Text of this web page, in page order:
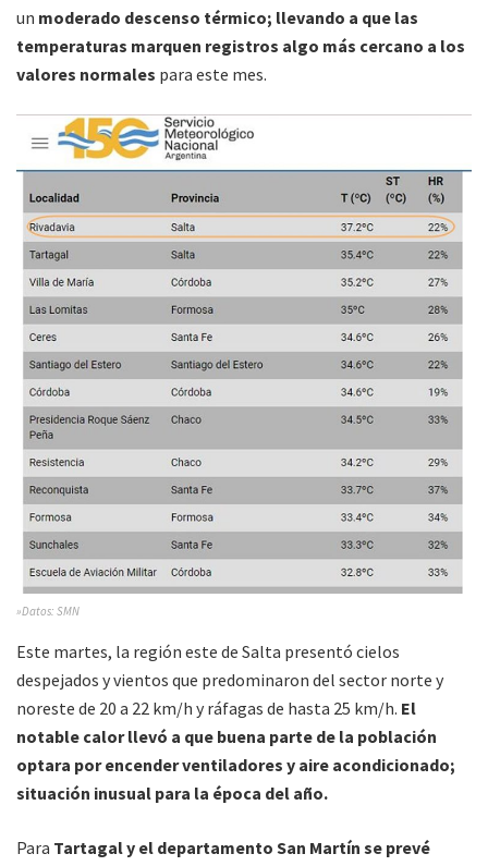
un moderado descenso térmico; llevando a que las
temperaturas marquen registros algo más cercano a los
valores normales para este mes.
»Datos: SMN
Este martes, la región este de Salta presentó cielos
despejados y vientos que predominaron del sector norte y
noreste de 20 a 22 km/h y ráfagas de hasta 25 km/h. El
notable calor llevó a que buena parte de la población
optara por encender ventiladores y aire acondicionado;
situación inusual para la época del año.
Para Tartagal y el departamento San Martín se prevé